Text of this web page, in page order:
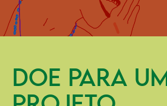
DOE PARA UM